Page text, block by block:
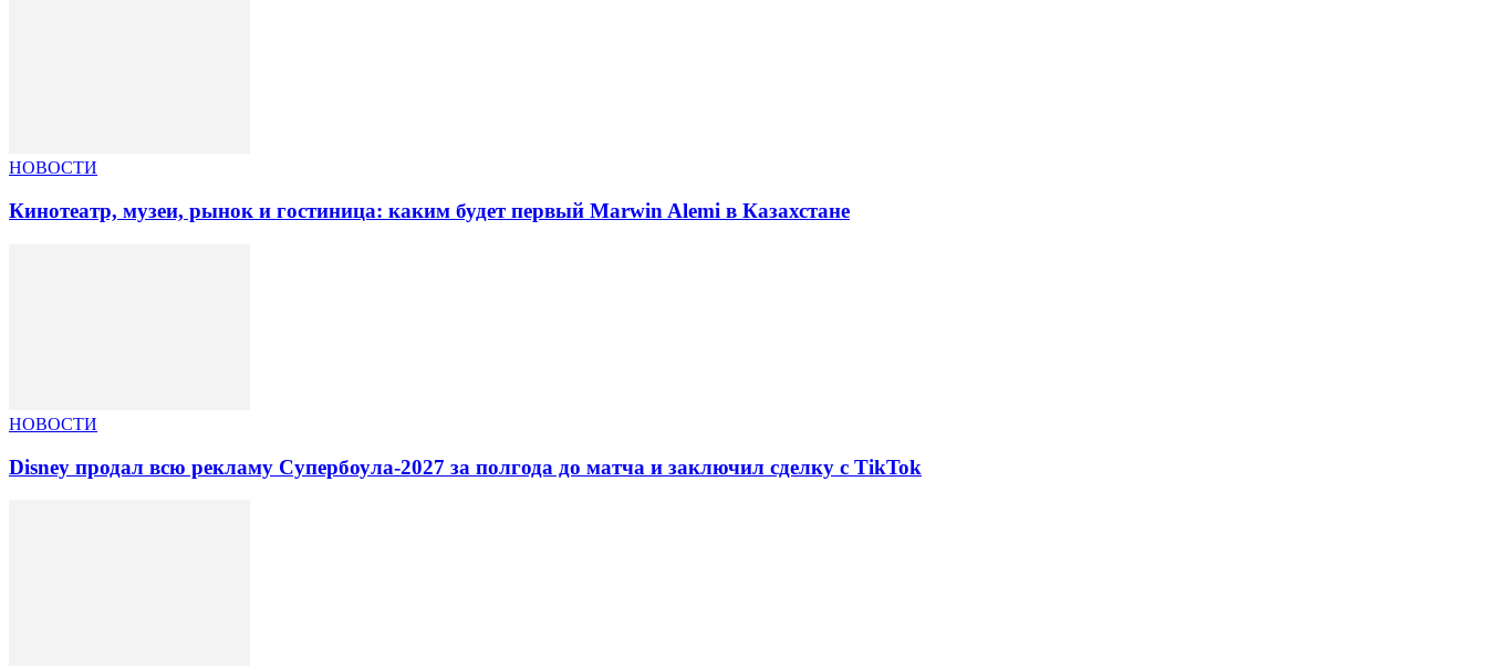
НОВОСТИ
Кинотеатр, музеи, рынок и гостиница: каким будет первый Marwin Alemi в Казахстане
НОВОСТИ
Disney продал всю рекламу Супербоула-2027 за полгода до матча и заключил сделку с TikTok